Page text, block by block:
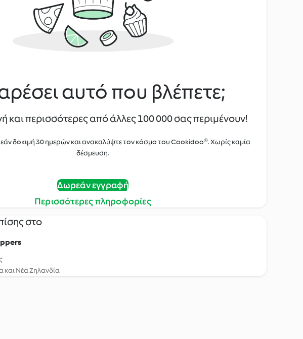
αυτό που βλέπετε;
και περισσότερες από άλλες 100 000 σας περιμένουν!
δοκιμή 30 ημερών και ανακαλύψτε τον κόσμο του Cookidoo®. Χωρίς καμία
δέσμευση.
Δωρεάν εγγραφή
Περισσότερες πληροφορίες
στο
και Νέα Ζηλανδία